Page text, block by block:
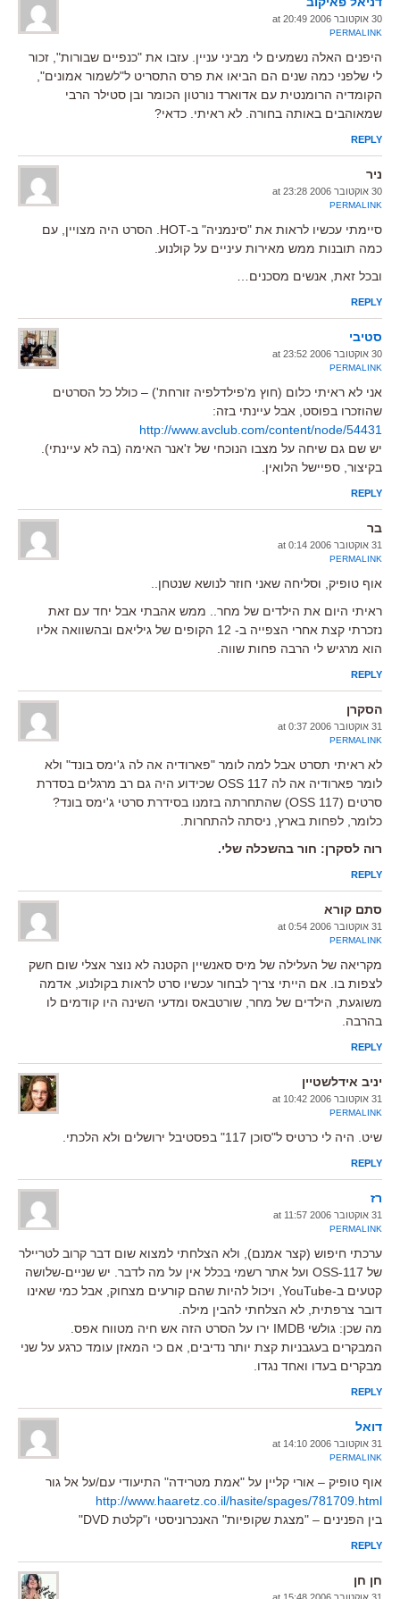
30 אוקטובר 2006 at 20:49
PERMALINK
היפנים האלה נשמעים לי מביני עניין. עזבו את "כנפיים שבורות", זכור
לי שלפני כמה שנים הם הביאו את פרס התסריט ל"לשמור אמונים",
הקומדיה הרומנטית עם אדוארד נורטון הכומר ובן סטילר הרבי
שמאוהבים באותה בחורה. לא ראיתי. כדאי?
REPLY
ניר
30 אוקטובר 2006 at 23:28
PERMALINK
סיימתי עכשיו לראות את "סינמניה" ב-HOT. הסרט היה מצויין, עם
כמה תובנות ממש מאירות עיניים על קולנוע.
ובכל זאת, אנשים מסכנים…
REPLY
סטיבי
30 אוקטובר 2006 at 23:52
PERMALINK
אני לא ראיתי כלום (חוץ מ'פילדלפיה זורחת') – כולל כל הסרטים
שהוזכרו בפוסט, אבל עיינתי בזה:
http://www.avclub.com/content/node/54431
יש שם גם שיחה על מצבו הנוכחי של ז'אנר האימה (בה לא עיינתי).
בקיצור, ספיישל הלואין.
REPLY
בר
31 אוקטובר 2006 at 0:14
PERMALINK
אוף טופיק, וסליחה שאני חוזר לנושא שנטחן..
ראיתי היום את הילדים של מחר.. ממש אהבתי אבל יחד עם זאת
נזכרתי קצת אחרי הצפייה ב- 12 הקופים של גיליאם ובהשוואה אליו
הוא מרגיש לי הרבה פחות שווה.
REPLY
הסקרן
31 אוקטובר 2006 at 0:37
PERMALINK
לא ראיתי תסרט אבל למה לומר "פארודיה אה לה ג'ימס בונד" ולא
לומר פארודיה אה לה OSS 117 שכידוע היה גם רב מרגלים בסדרת
סרטים (OSS 117) שהתחרתה בזמנו בסידרת סרטי ג'ימס בונד?
כלומר, לפחות בארץ, ניסתה להתחרות.
רוה לסקרן: חור בהשכלה שלי.
REPLY
סתם קורא
31 אוקטובר 2006 at 0:54
PERMALINK
מקריאה של העלילה של מיס סאנשיין הקטנה לא נוצר אצלי שום חשק
לצפות בו. אם הייתי צריך לבחור עכשיו סרט לראות בקולנוע, אדמה
משוגעת, הילדים של מחר, שורטבאס ומדעי השינה היו קודמים לו
בהרבה.
REPLY
יניב אידלשטיין
31 אוקטובר 2006 at 10:42
PERMALINK
שיט. היה לי כרטיס ל"סוכן 117" בפסטיבל ירושלים ולא הלכתי.
REPLY
רז
31 אוקטובר 2006 at 11:57
PERMALINK
ערכתי חיפוש (קצר אמנם), ולא הצלחתי למצוא שום דבר קרוב לטריילר
של OSS-117 ועל אתר רשמי בכלל אין על מה לדבר. יש שניים-שלושה
קטעים ב-YouTube, ויכול להיות שהם קורעים מצחוק, אבל כמי שאינו
דובר צרפתית, לא הצלחתי להבין מילה.
מה שכן: גולשי IMDB ירו על הסרט הזה אש חיה מטווח אפס.
המבקרים בעגבניות קצת יותר נדיבים, אם כי המאזן עומד כרגע על שני
מבקרים בעדו ואחד נגדו.
REPLY
דואל
31 אוקטובר 2006 at 14:10
PERMALINK
אוף טופיק – אורי קליין על "אמת מטרידה" התיעודי עם/על אל גור
http://www.haaretz.co.il/hasite/spages/781709.html
בין הפנינים – "מצגת שקופיות" האנכרוניסטי ו"קלטת DVD"
REPLY
חן חן